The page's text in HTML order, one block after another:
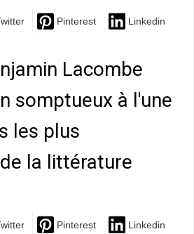
Pinterest Linkedin
Lacombe
somptueux à l'une
les plus
la littérature
Pinterest Linkedin